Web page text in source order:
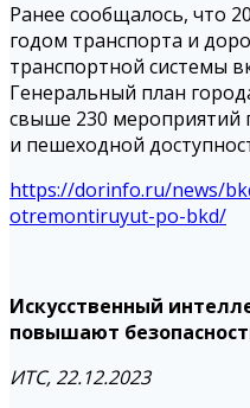
Ранее сообщалось, что
годом транспорта и
транспортной системы
Генеральный план
свыше 230 мероприятий
и пешеходной
https://dorinfo.ru/news/
otremontiruyut-po-bkd/
Искусственный
повышают
ИТС, 22.12.2023